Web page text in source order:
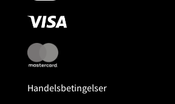
Handelsbetingelser